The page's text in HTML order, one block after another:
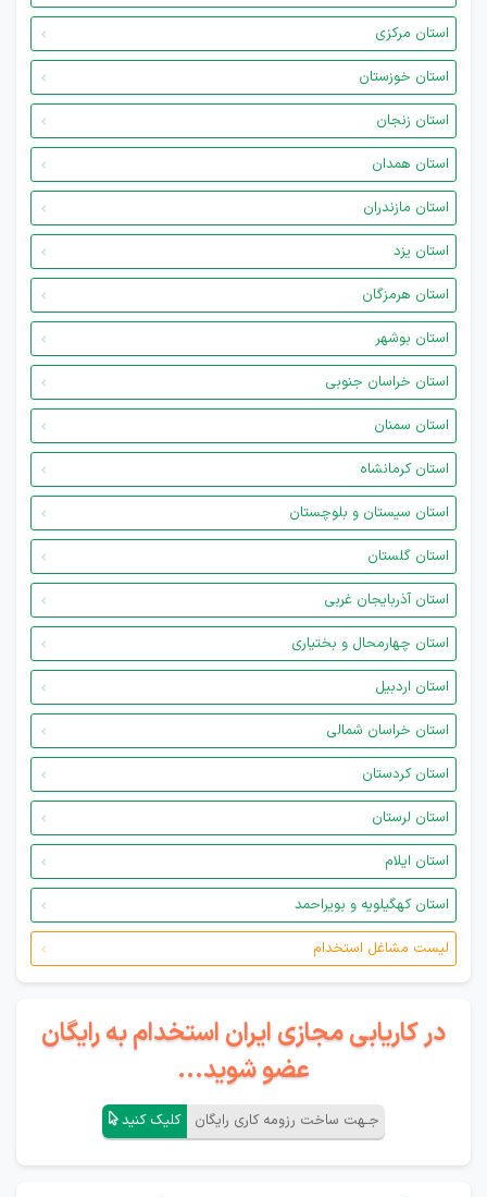
استان مرکزی
استان خوزستان
استان زنجان
استان همدان
استان مازندران
استان یزد
استان هرمزگان
استان بوشهر
استان خراسان جنوبی
استان سمنان
استان کرمانشاه
استان سیستان و بلوچستان
استان گلستان
استان آذربایجان غربی
استان چهارمحال و بختیاری
استان اردبیل
استان خراسان شمالی
استان کردستان
استان لرستان
استان ایلام
استان کهگیلویه و بویراحمد
لیست مشاغل استخدام
در کاریابی مجازی ایران استخدام به رایگان
عضو شوید...
جـهت ساخت رزومه کاری رایگان کلیک کنید